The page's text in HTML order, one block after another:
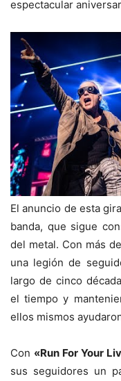
espectacular
El anuncio de esta
banda, que sigue
del metal. Con más de
una legión de
largo de cinco
el tiempo y
ellos mismos
Con «Run For Your
sus seguidores un